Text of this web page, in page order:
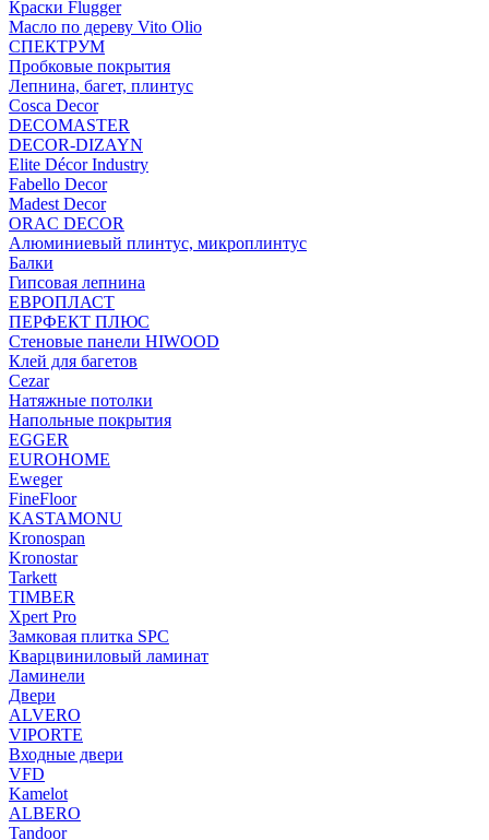
Краски Flugger
Масло по дереву Vito Olio
СПЕКТРУМ
Пробковые покрытия
Лепнина, багет, плинтус
Cosca Decor
DECOMASTER
DECOR-DIZAYN
Elite Décor Industry
Fabello Decor
Madest Decor
ORAC DECOR
Алюминиевый плинтус, микроплинтус
Балки
Гипсовая лепнина
ЕВРОПЛАСТ
ПЕРФЕКТ ПЛЮС
Стеновые панели HIWOOD
Клей для багетов
Cezar
Натяжные потолки
Напольные покрытия
EGGER
EUROHOME
Eweger
FineFloor
KASTAMONU
Kronospan
Kronostar
Tarkett
TIMBER
Xpert Pro
Замковая плитка SPC
Кварцвиниловый ламинат
Ламинели
Двери
ALVERO
VIPORTE
Входные двери
VFD
Kamelot
ALBERO
Tandoor